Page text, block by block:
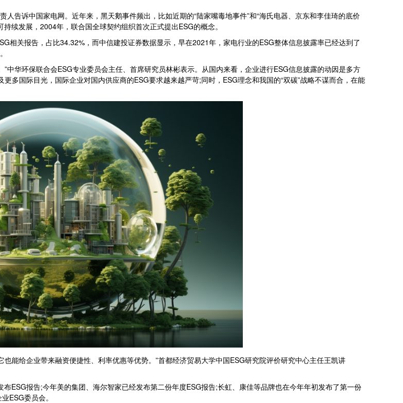
告诉中国家电网。近年来，黑天鹅事件频出，比如近期的“陆家嘴毒地事件”和“海氏电器、京东和李佳琦的底价
续发展，2004年，联合国全球契约组织首次正式提出ESG的概念。
关报告，占比34.32%，而中信建投证券数据显示，早在2021年，家电行业的ESG整体信息披露率已经达到了
华环保联合会ESG专业委员会主任、首席研究员林彬表示。从国内来看，企业进行ESG信息披露的动因是多方
多国际目光，国际企业对国内供应商的ESG要求越来越严苛;同时，ESG理念和我国的“双碳”战略不谋而合，在能
给企业带来融资便捷性、利率优惠等优势。”首都经济贸易大学中国ESG研究院评价研究中心主任王凯讲
报告;今年美的集团、海尔智家已经发布第二份年度ESG报告;长虹、康佳等品牌也在今年年初发布了第一份
ESG委员会。